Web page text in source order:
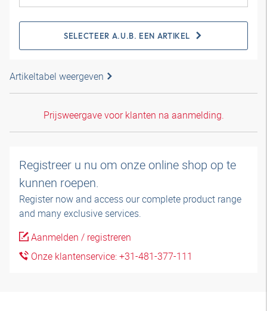
SELECTEER A.U.B. EEN ARTIKEL
Artikeltabel weergeven
Prijsweergave voor klanten na aanmelding.
Registreer u nu om onze online shop op te
kunnen roepen.
Register now and access our complete product range
and many exclusive services.
Aanmelden / registreren
Onze klantenservice: +31-481-377-111